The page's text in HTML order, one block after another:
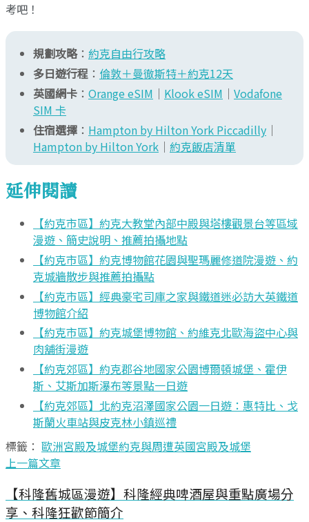
考吧！
規劃攻略： 約克自由行攻略
多日遊行程 ： 倫敦＋曼徹斯特＋約克12天
英國網卡 ： Orange eSIM ｜ Klook eSIM ｜ Vodafone
SIM 卡
住宿選擇 ： Hampton by Hilton York Piccadilly ｜
Hampton by Hilton York ｜ 約克飯店清單
延伸閱讀
【約克市區】約克大教堂內部中殿與塔樓觀景台等區域
漫遊、簡史說明、推薦拍攝地點
【約克市區】約克博物館花園與聖瑪麗修道院漫遊、約
克城牆散步與推薦拍攝點
【約克市區】經典豪宅司庫之家與鐵道迷必訪大英鐵道
博物館介紹
【約克市區】約克城堡博物館、約維克北歐海盜中心與
肉舖街漫遊
【約克郊區】約克郡谷地國家公園博爾頓城堡、霍伊
斯、艾斯加斯瀑布等景點一日遊
【約克郊區】北約克沼澤國家公園一日遊：惠特比、戈
斯蘭火車站與皮克林小鎮巡禮
標籤： 歐洲宮殿及城堡約克與周遭英國宮殿及城堡
上一篇文章
【科隆舊城區漫遊】科隆經典啤酒屋與重點廣場分
享、科隆狂歡節簡介